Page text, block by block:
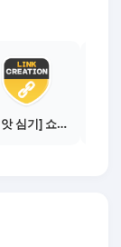
[씨앗 심기] 쇼핑몰 링크 발급하기 - 제휴몰 10곳